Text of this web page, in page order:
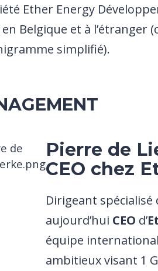
Ether Energy
Belgique et à l’étranger
simplifié).
Pierre de
CEO chez
Dirigeant spécialisé
aujourd’hui CEO d’
équipe
ambitieux visant 1